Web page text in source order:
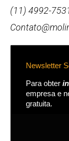
(11) 4992-
Newsletter
Para obter
empresa e
gratuita.